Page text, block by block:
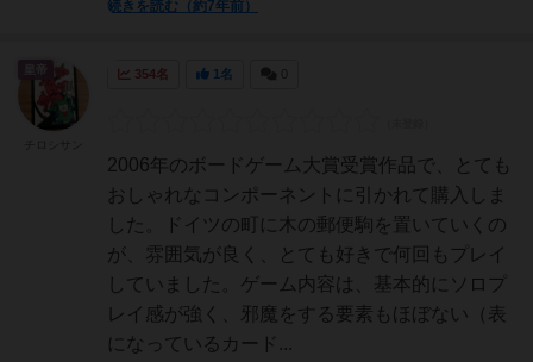
続きを読む（約7年前）
354名 1名
2006年のボードゲーム大賞受賞作品で、とても
おしゃれなコンポーネントに引かれて購入しま
した。ドイツの町に木の郵便駒を置いていくの
が、雰囲気が良く、とても好きで何回もプレイ
していました。ゲーム内容は、基本的にソロプ
レイ感が強く、邪魔をする要素もほぼない（表
になっているカード...